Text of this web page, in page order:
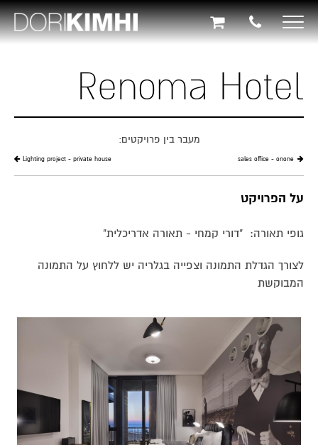
תפריט
נגישות
תפריט
ראשי
תוכן
ראשיToggle
navigation
Renoma Hotel
מעבר בין פרויקטים:
Lighting project - private house sales office - onone
על הפרויקט
גופי תאורה: "דורי קמחי - תאורה אדריכלית"
לצורך הגדלת התמונה וצפייה בגלריה יש ללחוץ על התמונה
המבוקשת